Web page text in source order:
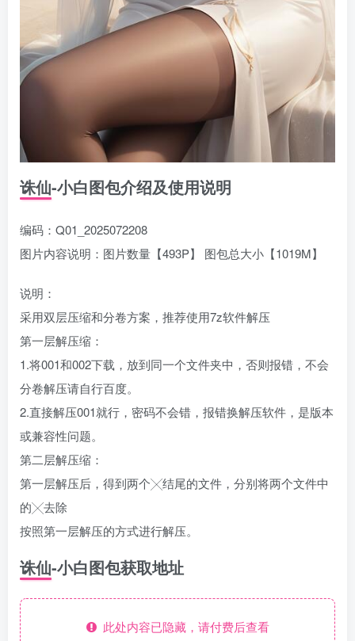
诛仙-小白图包介绍及使用说明
编码：Q01_2025072208
图片内容说明：图片数量【493P】 图包总大小【1019M】
说明：
采用双层压缩和分卷方案，推荐使用7z软件解压
第一层解压缩：
1.将001和002下载，放到同一个文件夹中，否则报错，不会
分卷解压请自行百度。
2.直接解压001就行，密码不会错，报错换解压软件，是版本
或兼容性问题。
第二层解压缩：
第一层解压后，得到两个╳结尾的文件，分别将两个文件中
的╳去除
按照第一层解压的方式进行解压。
诛仙-小白图包获取地址
此处内容已隐藏，请付费后查看